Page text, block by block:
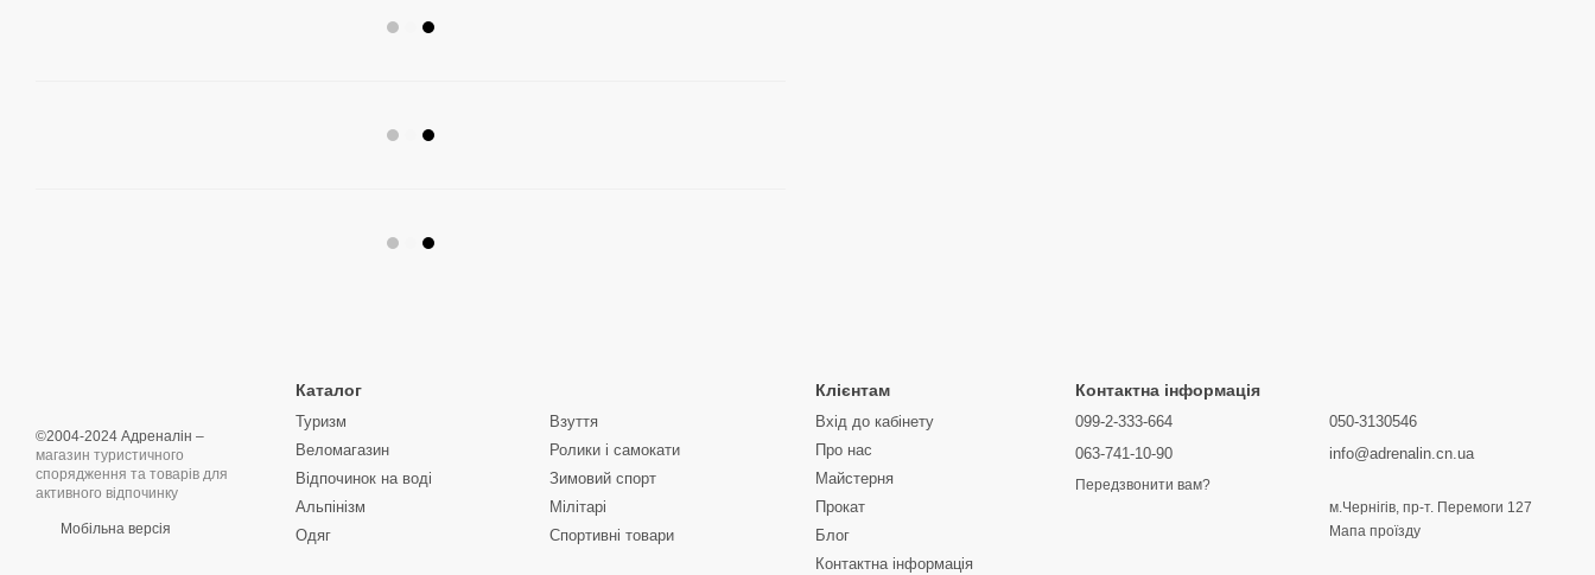
©2004-2024 Адреналін –
магазин туристичного
спорядження та товарів для
активного відпочинку
Мобільна версія
Каталог
Туризм
Веломагазин
Відпочинок на воді
Альпінізм
Одяг
Взуття
Ролики і самокати
Зимовий спорт
Мілітарі
Спортивні товари
Клієнтам
Вхід до кабінету
Про нас
Майстерня
Прокат
Блог
Контактна інформація
Контактна інформація
099-2-333-664
063-741-10-90
Передзвонити вам?
050-3130546
info@adrenalin.cn.ua
м.Чернігів, пр-т. Перемоги 127
Мапа проїзду